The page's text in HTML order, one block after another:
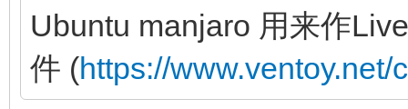
Ubuntu manjaro 用来作
件 (https://